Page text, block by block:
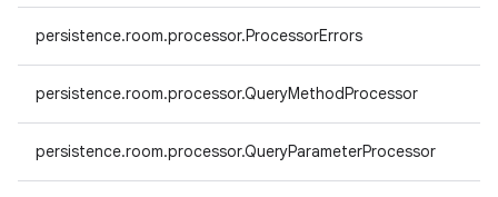
persistence.room.processor.ProcessorErrors
persistence.room.processor.QueryMethodProcessor
persistence.room.processor.QueryParameterProcessor